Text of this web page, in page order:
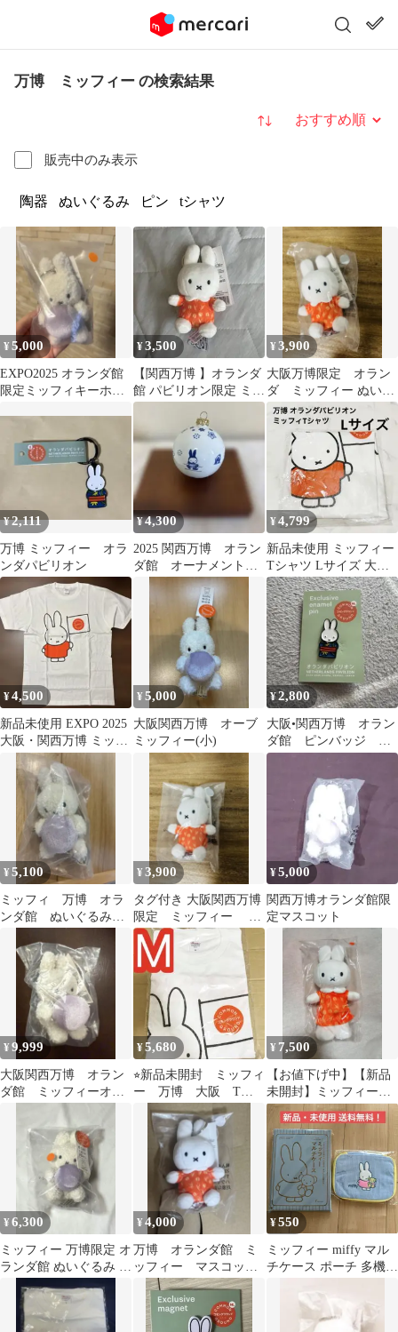
万博 ミッフィー の検索結果
販売中のみ表示
並び替え
陶器 ぬいぐるみ ピン tシャツ
¥5,000
EXPO2025 オランダ館
限定ミッフィキーホル
¥3,500
【関西万博 】オランダ
館 パビリオン限定 ミッ
フィー オレンジ
¥3,900
大阪万博限定 オラン
ダ ミッフィー ぬいぐ
るみキーホルダーS
¥2,111
万博 ミッフィー オラ
ンダパビリオン
¥4,300
2025 関西万博 オラン
ダ館 オーナメント
ミッフィー
¥4,799
新品未使用 ミッフィー
Tシャツ Lサイズ 大阪
万博 オランダ館限定
¥4,500
新品未使用 EXPO 2025
大阪・関西万博 ミッフ
ィー Tシャツ Lサイズ
¥5,000
大阪関西万博 オーブ
ミッフィー(小)
¥2,800
大阪•関西万博 オラン
ダ館 ピンバッジ ミ
ッフィー ピンバッチ
¥5,100
ミッフィ 万博 オラ
ンダ館 ぬいぐるみ
¥3,900
タグ付き 大阪関西万博
限定 ミッフィー オ
ランダ館 ぬいぐるみ
キーホルダーS
¥5,000
関西万博オランダ館限
定マスコット
¥9,999
大阪関西万博 オラン
ダ館 ミッフィーオー
ブ ぬいぐるみ小
¥5,680
⭐︎新品未開封 ミッフィ
ー 万博 大阪 Tシ
ャツ M コモングラウ
ンド オランダ館
¥ 7,500
【お値下げ中】【新品
未開封】ミッフィー
ぬいぐるみ オランダ
館 万博 大
¥6,300
ミッフィー 万博限定 オ
ランダ館 ぬいぐるみ 小
サイズ
¥4,000
万博 オランダ館 ミ
ッフィー マスコッ
ト ぬいぐるみ キー
ホルダー
¥550
ミッフィー miffy マル
チケース ポーチ 多機能
旅行 トラベルポーチ 収
納ケース うさぎ オラン